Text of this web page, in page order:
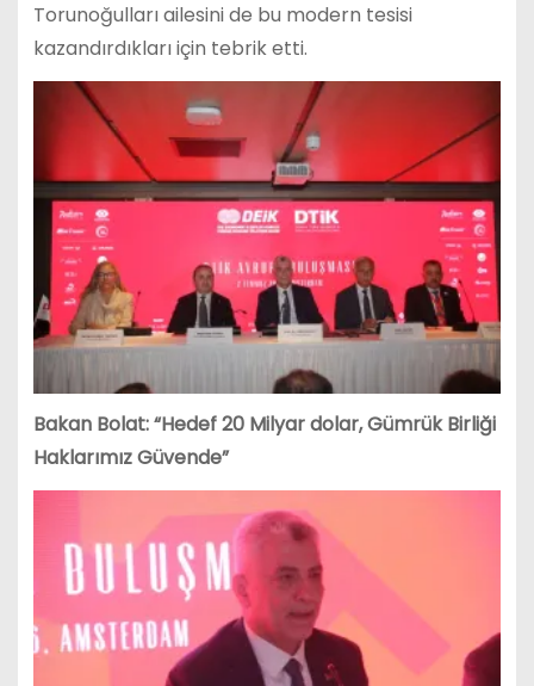
Torunoğulları ailesini de bu modern tesisi
kazandırdıkları için tebrik etti.
Bakan Bolat: “Hedef 20 Milyar dolar, Gümrük Birliği
Haklarımız Güvende”